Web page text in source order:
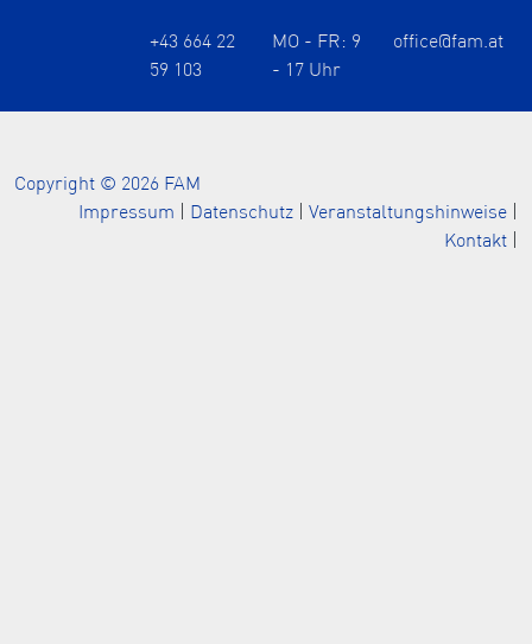
+43 664 22
59 103
MO - FR: 9
- 17 Uhr
office@fam.at
Copyright © 2026 FAM
Impressum
Datenschutz Veranstaltungshinweise
Kontakt